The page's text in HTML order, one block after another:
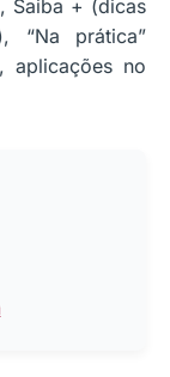
Saiba + (dicas
“Na prática”
aplicações no